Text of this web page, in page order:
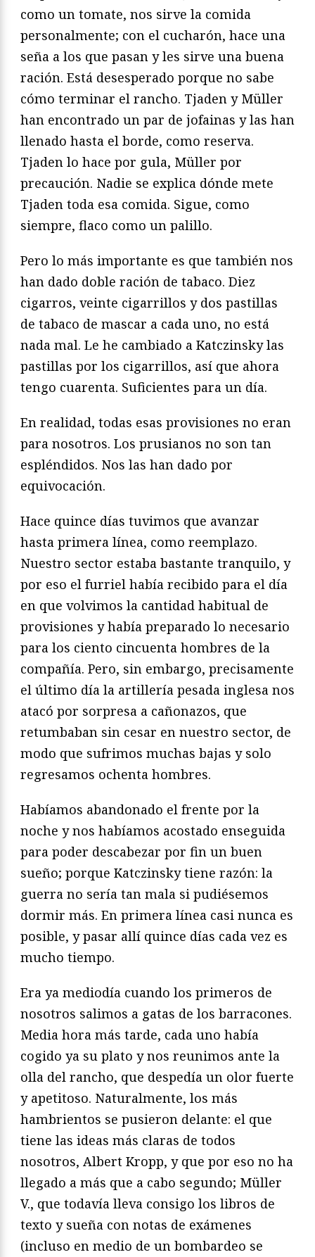
como un tomate, nos sirve la comida
personalmente; con el cucharón, hace una
seña a los que pasan y les sirve una buena
ración. Está desesperado porque no sabe
cómo terminar el rancho. Tjaden y Müller
han encontrado un par de jofainas y las han
llenado hasta el borde, como reserva.
Tjaden lo hace por gula, Müller por
precaución. Nadie se explica dónde mete
Tjaden toda esa comida. Sigue, como
siempre, flaco como un palillo.
Pero lo más importante es que también nos
han dado doble ración de tabaco. Diez
cigarros, veinte cigarrillos y dos pastillas
de tabaco de mascar a cada uno, no está
nada mal. Le he cambiado a Katczinsky las
pastillas por los cigarrillos, así que ahora
tengo cuarenta. Suficientes para un día.
En realidad, todas esas provisiones no eran
para nosotros. Los prusianos no son tan
espléndidos. Nos las han dado por
equivocación.
Hace quince días tuvimos que avanzar
hasta primera línea, como reemplazo.
Nuestro sector estaba bastante tranquilo, y
por eso el furriel había recibido para el día
en que volvimos la cantidad habitual de
provisiones y había preparado lo necesario
para los ciento cincuenta hombres de la
compañía. Pero, sin embargo, precisamente
el último día la artillería pesada inglesa nos
atacó por sorpresa a cañonazos, que
retumbaban sin cesar en nuestro sector, de
modo que sufrimos muchas bajas y solo
regresamos ochenta hombres.
Habíamos abandonado el frente por la
noche y nos habíamos acostado enseguida
para poder descabezar por fin un buen
sueño; porque Katczinsky tiene razón: la
guerra no sería tan mala si pudiésemos
dormir más. En primera línea casi nunca es
posible, y pasar allí quince días cada vez es
mucho tiempo.
Era ya mediodía cuando los primeros de
nosotros salimos a gatas de los barracones.
Media hora más tarde, cada uno había
cogido ya su plato y nos reunimos ante la
olla del rancho, que despedía un olor fuerte
y apetitoso. Naturalmente, los más
hambrientos se pusieron delante: el que
tiene las ideas más claras de todos
nosotros, Albert Kropp, y que por eso no ha
llegado a más que a cabo segundo; Müller
V., que todavía lleva consigo los libros de
texto y sueña con notas de exámenes
(incluso en medio de un bombardeo se